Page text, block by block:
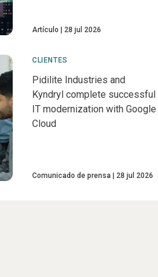
Artículo 28 jul 2026
CLIENTES
Pidilite Industries and
Kyndryl complete successful
IT modernization with Google
Cloud
Comunicado de prensa 28 jul 2026